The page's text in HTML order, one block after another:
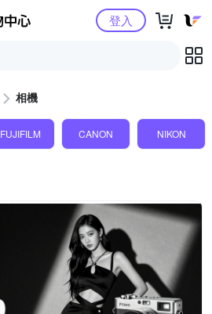
Yahoo購物中心登入
相機
FUJIFILM CANON NIKON